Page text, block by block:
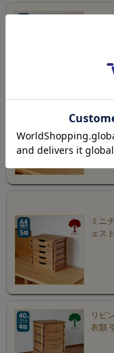
イン
ミニ
ウォ
ト 4
ミニ
ェス
リビ
衣類